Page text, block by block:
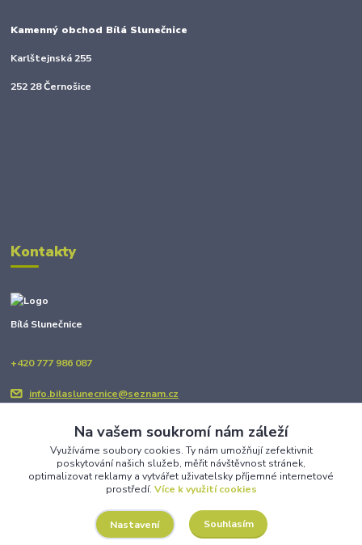
Kamenný obchod Bílá Slunečnice
Karlštejnská 255
252 28 Černošice
Kontakty
Bílá Slunečnice
+420 777 986 087
info.bilaslunecnice@seznam.cz
Upravit sběr cookies.
Na vašem soukromí nám záleží
Využíváme soubory cookies. Ty nám umožňují zefektivnit
poskytování našich služeb, měřit návštěvnost stránek,
optimalizovat reklamy a vytvářet uživatelsky příjemné internetové
prostředí. Více k využití cookies
Nastavení Souhlasím